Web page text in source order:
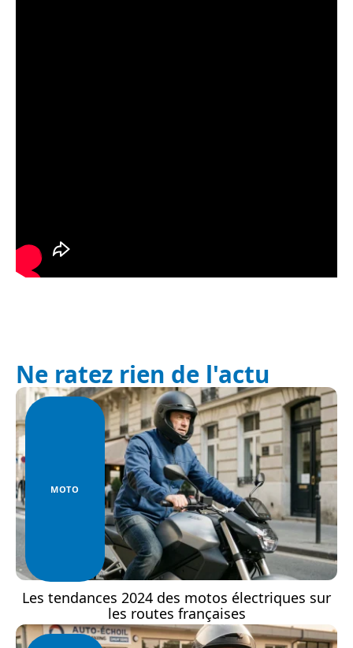
Ne ratez rien de l'actu
MOTO
Les tendances 2024 des motos électriques sur
les routes françaises